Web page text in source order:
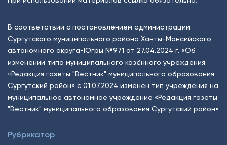
В соответствии с постановлением администрации
Сургутского муниципального района Ханты-Мансийского
автономного округа-Югры №971 от 27.04.2024 г. «Об
изменении типа муниципального казённого учреждения
«Редакция газеты "Вестник" муниципального образования
Сургутский район» с 01.07.2024 изменен тип учреждения на
муниципальное автономное учреждение «Редакция газеты
"Вестник" муниципального образования Сургутский район»
Рубрикатор